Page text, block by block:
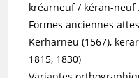
kréarneuf / kéran-neuf
Formes anciennes
Kerharneu (1567),
1815, 1830)